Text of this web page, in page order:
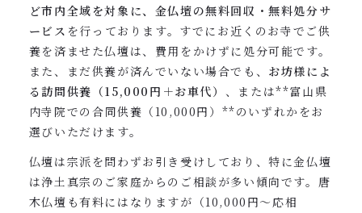
ど市内全域を対象に、金仏壇の無料回収・無料処分サ
ービス を行っております。すでにお近くのお寺でご供
養を済ませた仏壇は、費用をかけずに処分可能です。
また、まだ供養が済んでいない場合でも、 お坊様によ
る訪問供養（15,000円＋お車代） 、または**富山県
内寺院での合同供養（10,000円）**のいずれかをお
選びいただけます。
仏壇は宗派を問わずお引き受けしており、特に金仏壇
は浄土真宗のご家庭からのご相談が多い傾向です。唐
木仏壇も有料にはなりますが（10,000円〜応相